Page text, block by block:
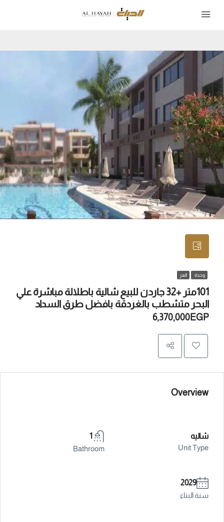
وحدة العز
101متر +32 جاردن للبيع شالية باطلالة مباشرة علي
البحر متشطب بالغردقة بافضل طرق السداد
6,370,000EGP
Overview
شاليه
Unit Type
1
Bathroom
2029
سنة البناء